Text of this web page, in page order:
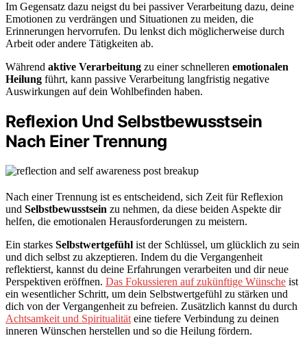
Im Gegensatz dazu neigst du bei passiver Verarbeitung dazu, deine
Emotionen zu verdrängen und Situationen zu meiden, die
Erinnerungen hervorrufen. Du lenkst dich möglicherweise durch
Arbeit oder andere Tätigkeiten ab.
Während aktive Verarbeitung zu einer schnelleren emotionalen
Heilung führt, kann passive Verarbeitung langfristig negative
Auswirkungen auf dein Wohlbefinden haben.
Reflexion Und Selbstbewusstsein
Nach Einer Trennung
Nach einer Trennung ist es entscheidend, sich Zeit für Reflexion
und Selbstbewusstsein zu nehmen, da diese beiden Aspekte dir
helfen, die emotionalen Herausforderungen zu meistern.
Ein starkes Selbstwertgefühl ist der Schlüssel, um glücklich zu sein
und dich selbst zu akzeptieren. Indem du die Vergangenheit
reflektierst, kannst du deine Erfahrungen verarbeiten und dir neue
Perspektiven eröffnen. Das Fokussieren auf zukünftige Wünsche ist
ein wesentlicher Schritt, um dein Selbstwertgefühl zu stärken und
dich von der Vergangenheit zu befreien. Zusätzlich kannst du durch
Achtsamkeit und Spiritualität eine tiefere Verbindung zu deinen
inneren Wünschen herstellen und so die Heilung fördern.